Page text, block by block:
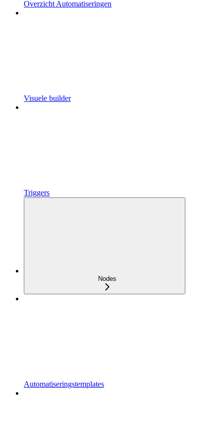
Overzicht Automatiseringen
Visuele builder
Triggers
Nodes
Automatiseringstemplates